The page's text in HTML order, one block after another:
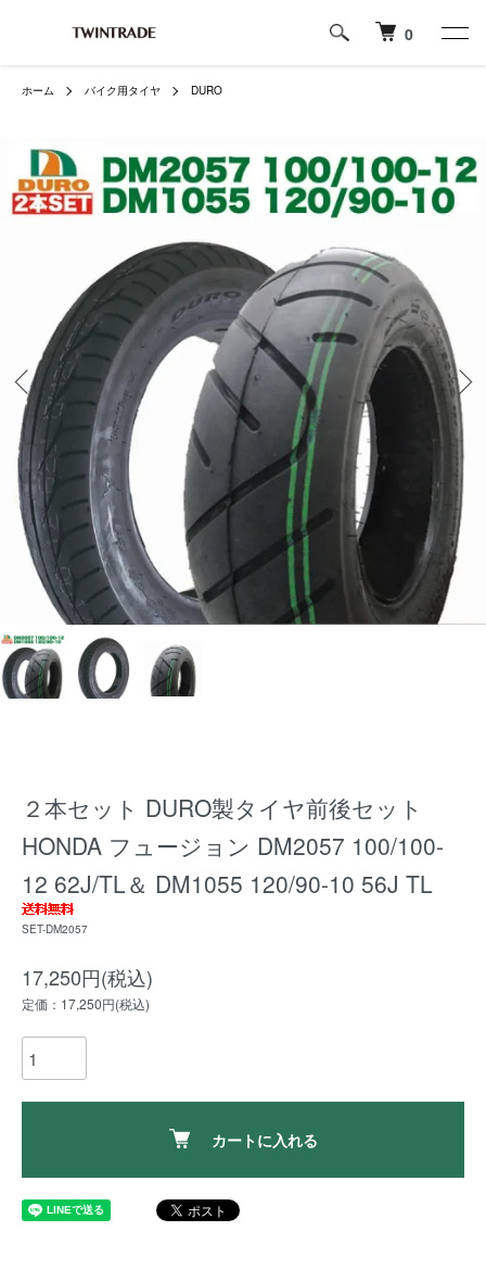
0
ホーム バイク用タイヤ DURO
２本セット DURO製タイヤ前後セット
HONDA フュージョン DM2057 100/100-
12 62J/TL＆ DM1055 120/90-10 56J TL
SET-DM2057
17,250円(税込)
定価：17,250円(税込)
カートに入れる